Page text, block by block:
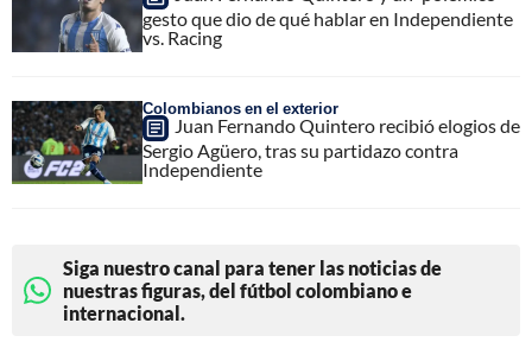
gesto que dio de qué hablar en Independiente
vs. Racing
Colombianos en el exterior
Juan Fernando Quintero recibió elogios de
Sergio Agüero, tras su partidazo contra
Independiente
Siga nuestro canal para tener las noticias de
nuestras figuras, del fútbol colombiano e
internacional.